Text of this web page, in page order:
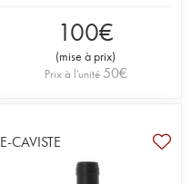
100€
(mise à prix)
Prix à l'unité 50€
E-CAVISTE